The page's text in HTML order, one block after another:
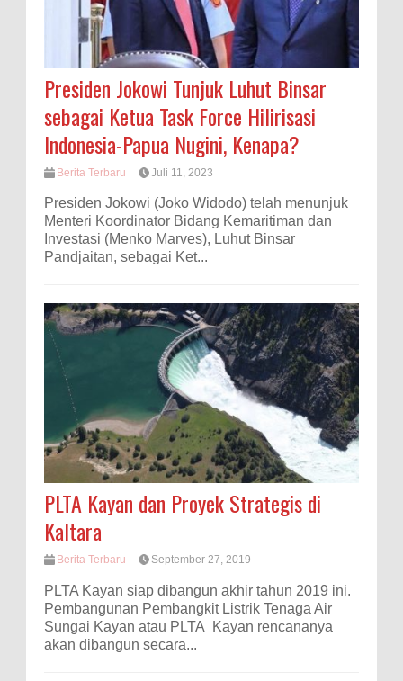
Presiden Jokowi Tunjuk Luhut Binsar
sebagai Ketua Task Force Hilirisasi
Indonesia-Papua Nugini, Kenapa?
Berita Terbaru Juli 11, 2023
Presiden Jokowi (Joko Widodo) telah menunjuk
Menteri Koordinator Bidang Kemaritiman dan
Investasi (Menko Marves), Luhut Binsar
Pandjaitan, sebagai Ket...
PLTA Kayan dan Proyek Strategis di
Kaltara
Berita Terbaru September 27, 2019
PLTA Kayan siap dibangun akhir tahun 2019 ini.
Pembangunan Pembangkit Listrik Tenaga Air
Sungai Kayan atau PLTA Kayan rencananya
akan dibangun secara...